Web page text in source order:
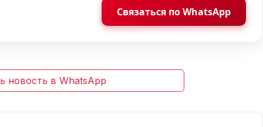
Связаться по WhatsApp
новость в WhatsApp